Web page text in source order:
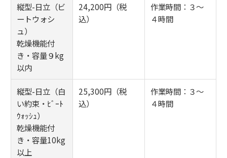
縦型-日立（ビ
ートウォシ
ュ）
乾燥機能付
き・容量９kg
以内
24,200円（税
込）
作業時間：３～
４時間
縦型-日立（白
い約束・ﾋﾞｰﾄ
ｳｫｯｼｭ）
乾燥機能付
き・容量10kg
以上
25,300円（税
込）
作業時間：３～
４時間